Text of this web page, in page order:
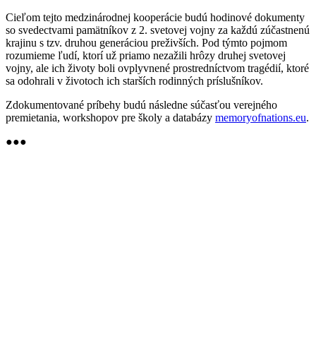
Cieľom tejto medzinárodnej kooperácie budú hodinové dokumenty
so svedectvami pamätníkov z 2. svetovej vojny za každú zúčastnenú
krajinu s tzv. druhou generáciou preživších. Pod týmto pojmom
rozumieme ľudí, ktorí už priamo nezažili hrôzy druhej svetovej
vojny, ale ich životy boli ovplyvnené prostredníctvom tragédií, ktoré
sa odohrali v životoch ich starších rodinných príslušníkov.
Zdokumentované príbehy budú následne súčasťou verejného
premietania, workshopov pre školy a databázy memoryofnations.eu.
●●●